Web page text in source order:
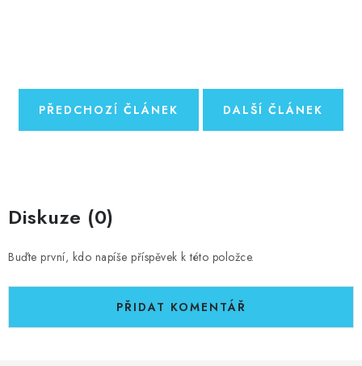
PŘEDCHOZÍ ČLÁNEK DALŠÍ ČLÁNEK
Diskuze (0)
Buďte první, kdo napíše příspěvek k této položce.
PŘIDAT KOMENTÁŘ